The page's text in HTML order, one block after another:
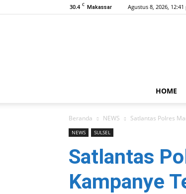
30.4 C Makassar Agustus 8, 2026, 12:41
HOME
Beranda NEWS Satlantas Polres
NEWS SULSEL
Satlantas
Kampanye